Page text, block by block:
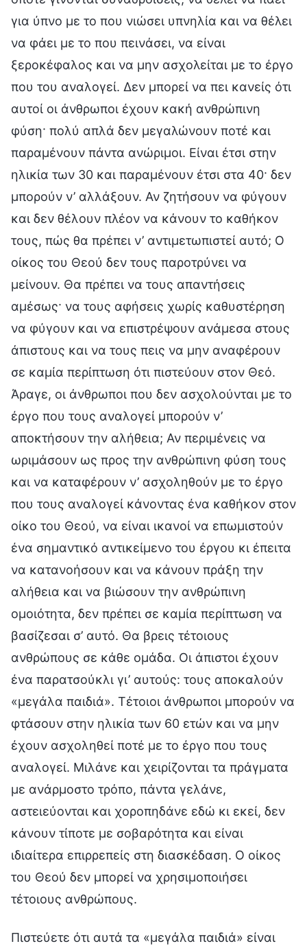
για ύπνο με το που νιώσει υπνηλία και να θέλει
να φάει με το που πεινάσει, να είναι
ξεροκέφαλος και να μην ασχολείται με το έργο
που του αναλογεί. Δεν μπορεί να πει κανείς ότι
αυτοί οι άνθρωποι έχουν κακή ανθρώπινη
φύση· πολύ απλά δεν μεγαλώνουν ποτέ και
παραμένουν πάντα ανώριμοι. Είναι έτσι στην
ηλικία των 30 και παραμένουν έτσι στα 40· δεν
μπορούν ν’ αλλάξουν. Αν ζητήσουν να φύγουν
και δεν θέλουν πλέον να κάνουν το καθήκον
τους, πώς θα πρέπει ν’ αντιμετωπιστεί αυτό; Ο
οίκος του Θεού δεν τους παροτρύνει να
μείνουν. Θα πρέπει να τους απαντήσεις
αμέσως· να τους αφήσεις χωρίς καθυστέρηση
να φύγουν και να επιστρέψουν ανάμεσα στους
άπιστους και να τους πεις να μην αναφέρουν
σε καμία περίπτωση ότι πιστεύουν στον Θεό.
Άραγε, οι άνθρωποι που δεν ασχολούνται με το
έργο που τους αναλογεί μπορούν ν’
αποκτήσουν την αλήθεια; Αν περιμένεις να
ωριμάσουν ως προς την ανθρώπινη φύση τους
και να καταφέρουν ν’ ασχοληθούν με το έργο
που τους αναλογεί κάνοντας ένα καθήκον στον
οίκο του Θεού, να είναι ικανοί να επωμιστούν
ένα σημαντικό αντικείμενο του έργου κι έπειτα
να κατανοήσουν και να κάνουν πράξη την
αλήθεια και να βιώσουν την ανθρώπινη
ομοιότητα, δεν πρέπει σε καμία περίπτωση να
βασίζεσαι σ’ αυτό. Θα βρεις τέτοιους
ανθρώπους σε κάθε ομάδα. Οι άπιστοι έχουν
ένα παρατσούκλι γι’ αυτούς: τους αποκαλούν
«μεγάλα παιδιά». Τέτοιοι άνθρωποι μπορούν να
φτάσουν στην ηλικία των 60 ετών και να μην
έχουν ασχοληθεί ποτέ με το έργο που τους
αναλογεί. Μιλάνε και χειρίζονται τα πράγματα
με ανάρμοστο τρόπο, πάντα γελάνε,
αστειεύονται και χοροπηδάνε εδώ κι εκεί, δεν
κάνουν τίποτε με σοβαρότητα και είναι
ιδιαίτερα επιρρεπείς στη διασκέδαση. Ο οίκος
του Θεού δεν μπορεί να χρησιμοποιήσει
τέτοιους ανθρώπους.
Πιστεύετε ότι αυτά τα «μεγάλα παιδιά» είναι